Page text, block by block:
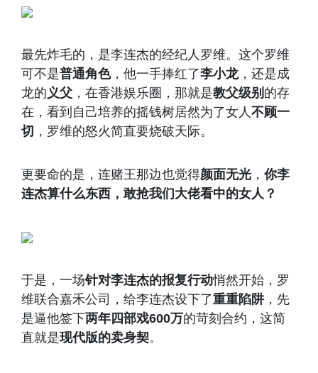
最先炸毛的，是李连杰的经纪人罗维。这个罗维
可不是普通角色，他一手捧红了李小龙，还是成
龙的 义父 ，在香港娱乐圈，那就是教父级别 的存
在，看到自己培养的摇钱树居然为了女人不顾一
切 ，罗维的怒火简直要烧破天际。
更要命的是，连赌王那边也觉得颜面无光 ，你李
连杰算什么东西，敢抢我们大佬看中的女人？
于是，一场针对李连杰的报复行动悄然开始，罗
维联合嘉禾公司，给李连杰设下了重重陷阱，先
是逼他签下两年四部戏600万的苛刻合约，这简
直就是现代版的卖身契。